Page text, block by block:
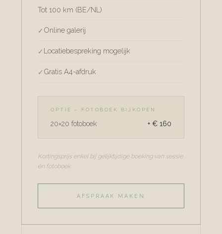
Tot 100 km (BE/NL)
Online galerij
Locatiebespreking mogelijk
Gratis A4-afdruk
OPTIE – FOTOBOEK BIJKOPEN
20×20 fotoboek + € 160
Kortingsprijs enkel bij gelijktijdige boeking van sessie
én fotoboek.
AFSPRAAK MAKEN